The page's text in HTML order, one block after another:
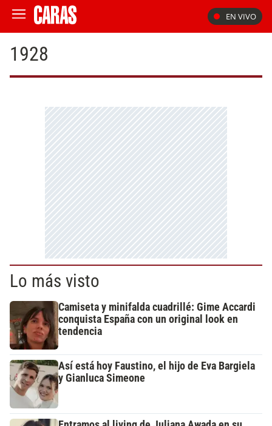
EN VIVO
1928
Lo más visto
Camiseta y minifalda cuadrillé: Gime Accardi
conquista España con un original look en
tendencia
Así está hoy Faustino, el hijo de Eva Bargiela
y Gianluca Simeone